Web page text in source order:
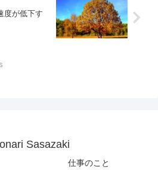
度が低下す
Sasazaki
仕事のこと